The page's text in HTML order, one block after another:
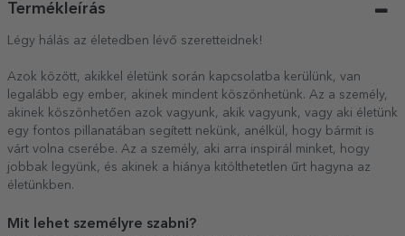
Termékleírás
Légy hálás az életedben lévő szeretteidnek!
Azok között, akikkel életünk során kapcsolatba kerülünk, van
legalább egy ember, akinek mindent köszönhetünk. Az a személy,
akinek köszönhetően azok vagyunk, akik vagyunk, vagy aki életünk
egy fontos pillanatában segített nekünk, anélkül, hogy bármit is
várt volna cserébe. Az a személy, aki arra inspirál minket, hogy
jobbak legyünk, és akinek a hiánya kitölthetetlen űrt hagyna az
életünkben.
Mit lehet személyre szabni?